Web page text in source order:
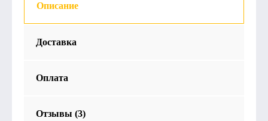
Описание
Доставка
Оплата
Отзывы (3)